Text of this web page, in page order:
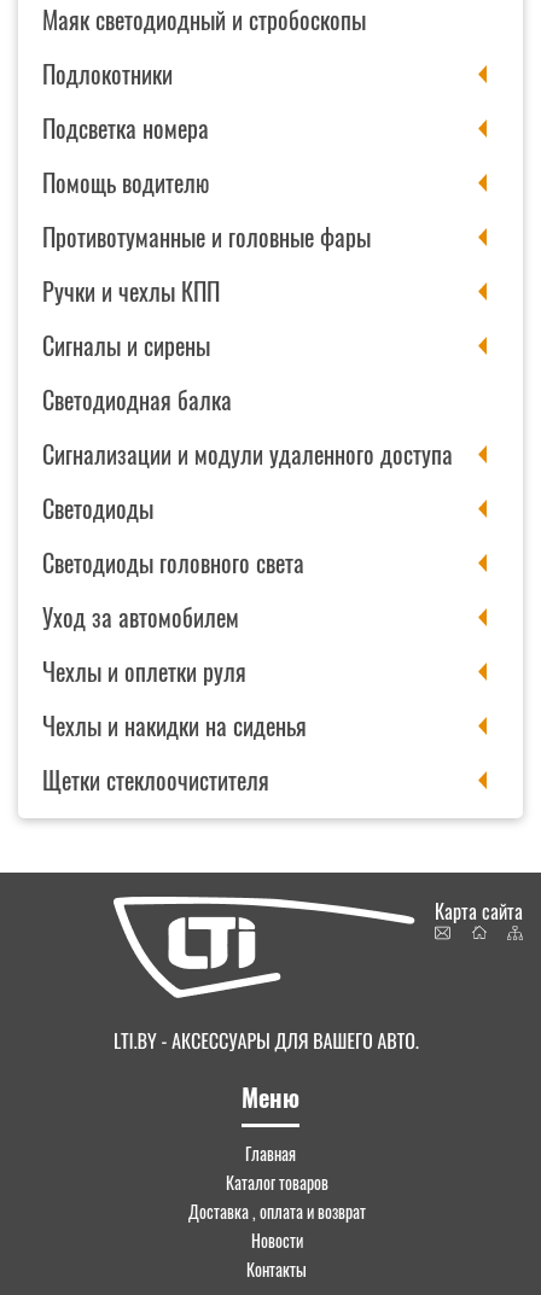
Маяк светодиодный и стробоскопы
Подлокотники
Подсветка номера
Помощь водителю
Противотуманные и головные фары
Ручки и чехлы КПП
Сигналы и сирены
Светодиодная балка
Сигнализации и модули удаленного доступа
Светодиоды
Светодиоды головного света
Уход за автомобилем
Чехлы и оплетки руля
Чехлы и накидки на сиденья
Щетки стеклоочистителя
Меню
Главная
Каталог товаров
Доставка , оплата и возврат
Новости
Контакты
Карта сайта